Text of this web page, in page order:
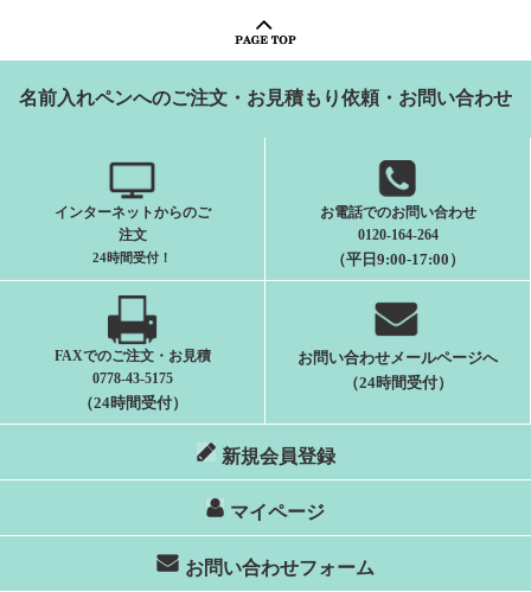
名前入れペンへのご注文・お見積もり依頼・お問い合わせ
インターネットからのご
注文
24時間受付 ！
お電話でのお問い合わせ
0120-164-264
（平日9:00-17:00）
FAXでのご注文・お見積
0778-43-5175
（24時間受付）
お問い合わせメールページへ
（24時間受付）
新規会員登録
マイページ
お問い合わせフォーム